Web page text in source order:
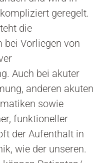
geregelt.
die
Vorliegen von
Auch bei akuter
anderen akuten
sowie
funktioneller
der Aufenthalt in
wie der unseren.